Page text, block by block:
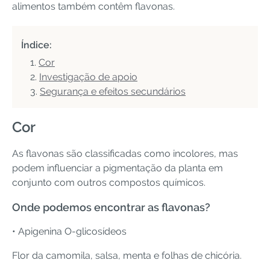
alimentos também contêm flavonas.
Índice:
Cor
Investigação de apoio
Segurança e efeitos secundários
Cor
As flavonas são classificadas como incolores, mas
podem influenciar a pigmentação da planta em
conjunto com outros compostos químicos.
Onde podemos encontrar as flavonas?
• Apigenina O-glicosídeos
Flor da camomila, salsa, menta e folhas de chicória.